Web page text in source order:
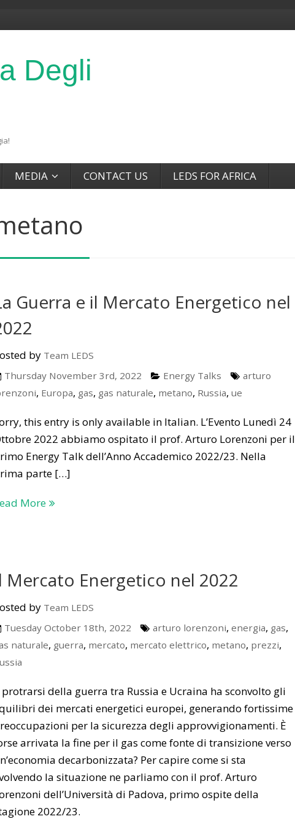
Degli
MEDIA CONTACT US LEDS FOR AFRICA
Guerra e il Mercato Energetico nel
by Team LEDS
Thursday November 3rd, 2022
Energy Talks
arturo
, Europa, gas, gas naturale, metano, Russia, ue
this entry is only available in Italian. L’Evento Lunedì 24
2022 abbiamo ospitato il prof. Arturo Lorenzoni per il
Energy Talk dell’Anno Accademico 2022/23. Nella
parte […]
More
Mercato Energetico nel 2022
by Team LEDS
Tuesday October 18th, 2022
arturo lorenzoni, energia, gas,
naturale, guerra, mercato, mercato elettrico, metano, prezzi,
della guerra tra Russia e Ucraina ha sconvolto gli
dei mercati energetici europei, generando fortissime
per la sicurezza degli approvvigionamenti. È
arrivata la fine per il gas come fonte di transizione verso
decarbonizzata? Per capire come si sta
la situazione ne parliamo con il prof. Arturo
dell’Università di Padova, primo ospite della
2022/23.